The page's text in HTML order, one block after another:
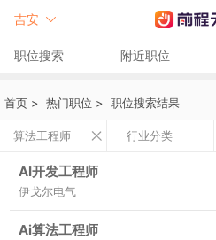
吉安
职位搜索 附近职位
首页 > 热门职位 > 职位搜索结果
算法工程师 行业分类
AI开发工程师
伊戈尔电气
Ai算法工程师